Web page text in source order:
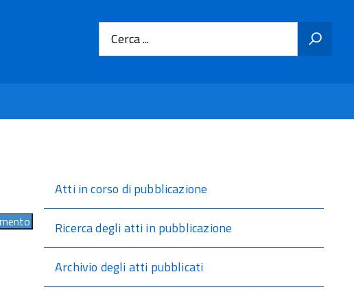
Cerca ...
Atti in corso di pubblicazione
Ricerca degli atti in pubblicazione
Archivio degli atti pubblicati